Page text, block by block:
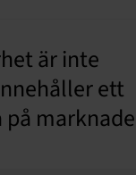
är inte
ett